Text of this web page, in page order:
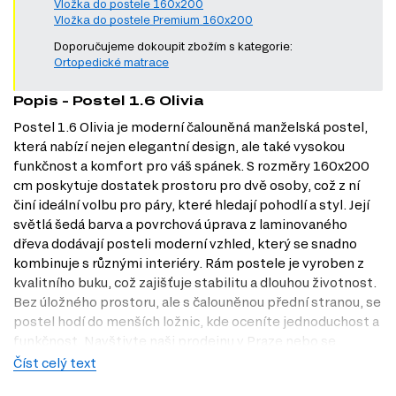
Vložka do postele 160x200
Vložka do postele Premium 160x200
Doporučujeme dokoupit zbožím s kategorie:
Ortopedické matrace
Popis - Postel 1.6 Olivia
Postel 1.6 Olivia je moderní čalouněná manželská postel,
která nabízí nejen elegantní design, ale také vysokou
funkčnost a komfort pro váš spánek. S rozměry 160x200
cm poskytuje dostatek prostoru pro dvě osoby, což z ní
činí ideální volbu pro páry, které hledají pohodlí a styl. Její
světlá šedá barva a povrchová úprava z laminovaného
dřeva dodávají posteli moderní vzhled, který se snadno
kombinuje s různými interiéry. Rám postele je vyroben z
kvalitního buku, což zajišťuje stabilitu a dlouhou životnost.
Bez úložného prostoru, ale s čalouněnou přední stranou, se
postel hodí do menších ložnic, kde oceníte jednoduchost a
funkčnost. Navštivte naši prodejnu v Praze nebo se
podívejte na nabídku na Dubok.cz a objevte, jak může
Číst celý text